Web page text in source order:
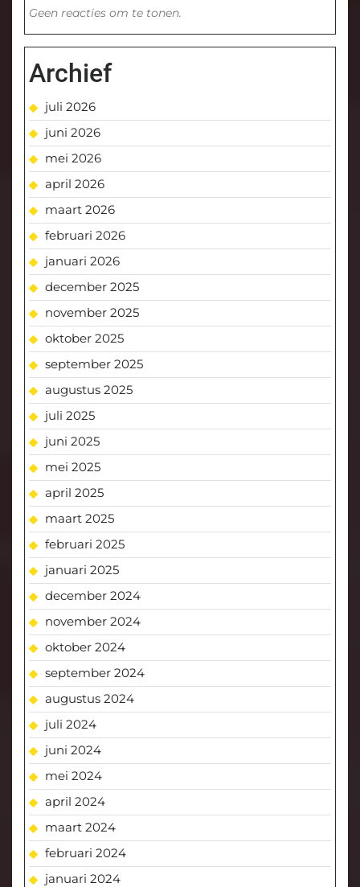
Geen reacties om te tonen.
Archief
juli 2026
juni 2026
mei 2026
april 2026
maart 2026
februari 2026
januari 2026
december 2025
november 2025
oktober 2025
september 2025
augustus 2025
juli 2025
juni 2025
mei 2025
april 2025
maart 2025
februari 2025
januari 2025
december 2024
november 2024
oktober 2024
september 2024
augustus 2024
juli 2024
juni 2024
mei 2024
april 2024
maart 2024
februari 2024
januari 2024